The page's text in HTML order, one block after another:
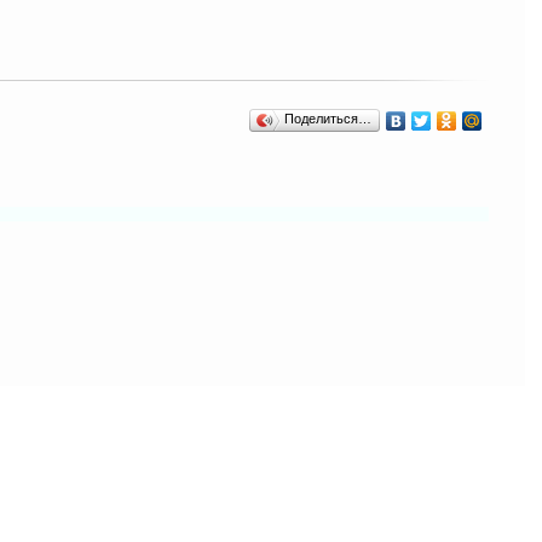
Поделиться…